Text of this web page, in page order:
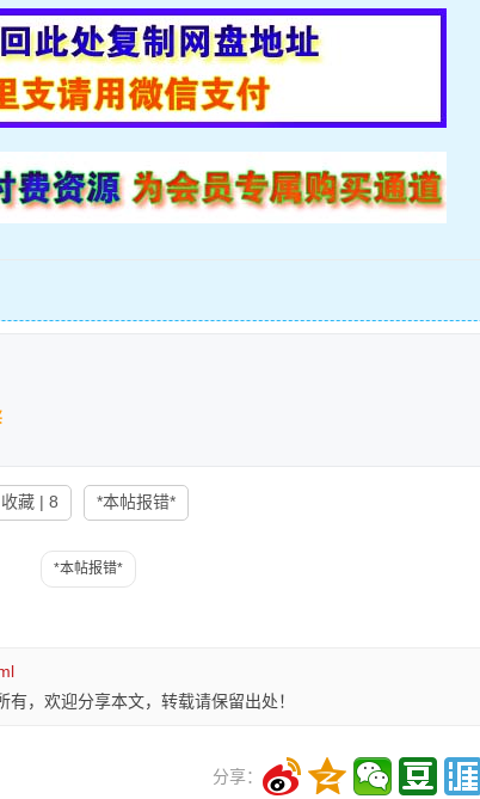
收藏 | 8 *本帖报错*
有，欢迎分享本文，转载请保留出处！
分享：